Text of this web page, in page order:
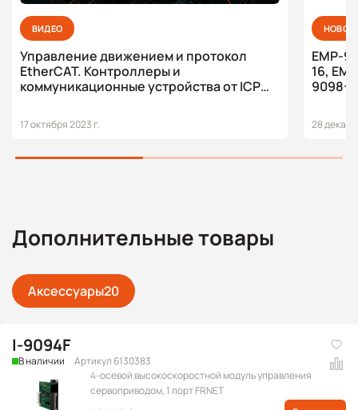
ВИДЕО
Управление движением и протокол
EtherCAT. Контроллеры и
коммуникационные устройства от ICP
17 октября 2023 г.
EMP-
16,
9098-
28
Дополнительные товары
Аксессуары20
I-9094F
В наличии
Артикул 6130383
4-осевой высокоскоростной модуль управления
сервоприводом, 1 порт FRNET